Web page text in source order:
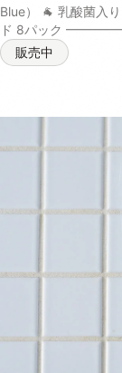
で増やしてみます。
のオーガニックフー
50gスープ50g）は
しております。わん
いくので日々愛犬の
ますが具材がおよそ
ましては、無投薬
1パックにつき35グ
ー】エネルギー75
7.27g【有機さつま
0.64g炭水化物
ー83.5タンパク質
つまいもメニュー
Blue） 🐐 乳酸菌入
ド 8パック
🌿 💜 Purple抗酸化
謝・デトックスケア
乳酸菌入りヤギミ
水を飲まない子でも
日でも簡単に、“身
用✔︎ オーガニック食
ートにも◎ いつもの
る習慣”を🌻✨ ones
なっております🎁
販売中